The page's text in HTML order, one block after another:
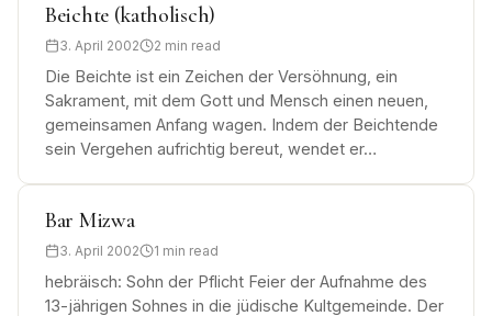
Beichte (katholisch)
3. April 2002 2 min read
Die Beichte ist ein Zeichen der Versöhnung, ein
Sakrament, mit dem Gott und Mensch einen neuen,
gemeinsamen Anfang wagen. Indem der Beichtende
sein Vergehen aufrichtig bereut, wendet er…
Bar Mizwa
3. April 2002 1 min read
hebräisch: Sohn der Pflicht Feier der Aufnahme des
13-jährigen Sohnes in die jüdische Kultgemeinde. Der